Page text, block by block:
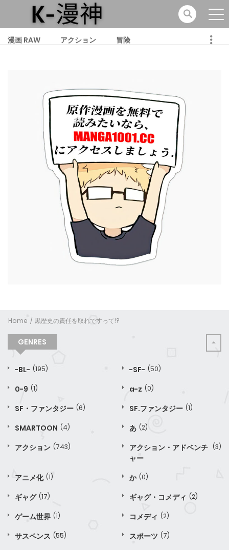
漫画 RAW アクション 冒険
Home 黒歴史の責任を取れですって!?
GENRES
-BL- (195) -SF- (50)
0-9 (1) a-z (0)
SF・ファンタジー (6) SF.ファンタジー (1)
SMARTOON (4) あ (2)
アクション (743)
アクション・アドベンチ
ャー
(3)
アニメ化 (1) か (0)
ギャグ (17) ギャグ・コメディ (2)
ゲーム世界 (1) コメディ (2)
サスペンス (55) スポーツ (7)